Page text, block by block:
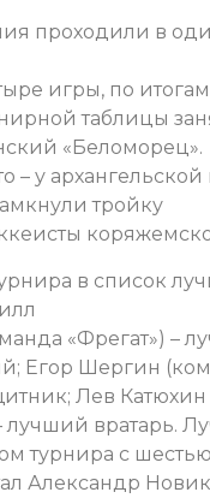
проходили в
игры, по
таблицы
«Беломорец».
– у
тройку
в список
«Фрегат») –
Егор Шергин
Лев Катюхин
лучший вратарь.
турнира с
Александр